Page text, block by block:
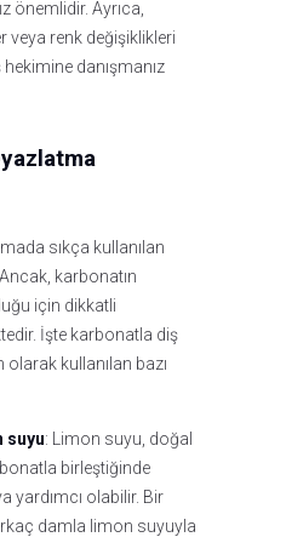
önemlidir. Ayrıca,
veya renk değişiklikleri
danışmanız
sıkça kullanılan
karbonatın
için dikkatli
İşte karbonatla diş
kullanılan bazı
suyu: Limon suyu, doğal
birleştiğinde
yardımcı olabilir. Bir
damla limon suyuyla